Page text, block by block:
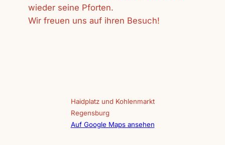
wieder seine Pforten.
Wir freuen uns auf ihren Besuch!
Haidplatz und Kohlenmarkt
Regensburg
Auf Google Maps ansehen